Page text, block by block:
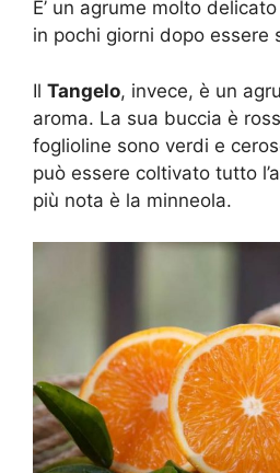
E’ un agrume molto
in pochi giorni dopo essere
Il Tangelo, invece, è un
aroma. La sua buccia è
foglioline sono verdi e
può essere coltivato tutto
più nota è la minneola.